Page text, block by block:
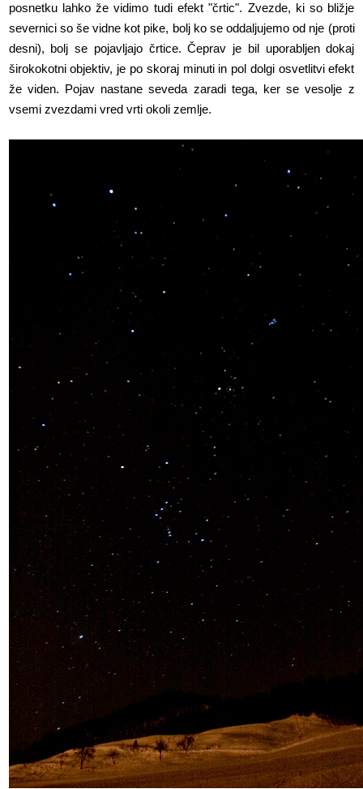
posnetku lahko že vidimo tudi efekt "črtic". Zvezde, ki so bližje
severnici so še vidne kot pike, bolj ko se oddaljujemo od nje (proti
desni), bolj se pojavljajo črtice. Čeprav je bil uporabljen dokaj
širokokotni objektiv, je po skoraj minuti in pol dolgi osvetlitvi efekt
že viden. Pojav nastane seveda zaradi tega, ker se vesolje z
vsemi zvezdami vred vrti okoli zemlje.